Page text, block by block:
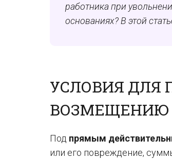
работника при
основаниях? В этой
УСЛОВИЯ ДЛЯ
ВОЗМЕЩЕНИЮ
Под прямым
или его повреждение,